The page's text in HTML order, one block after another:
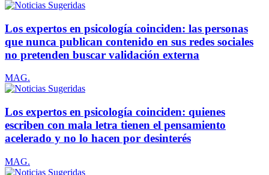
Los expertos en psicología coinciden: las personas
que nunca publican contenido en sus redes sociales
no pretenden buscar validación externa
MAG.
Los expertos en psicología coinciden: quienes
escriben con mala letra tienen el pensamiento
acelerado y no lo hacen por desinterés
MAG.